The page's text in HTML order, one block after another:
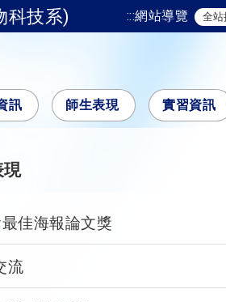
科技系) :::網站導覽
訊 師生表現 實習資訊
現
佳海報論文獎
流